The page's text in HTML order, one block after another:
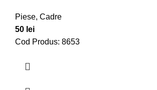
Piese, Cadre
50 lei
Cod Produs: 8653